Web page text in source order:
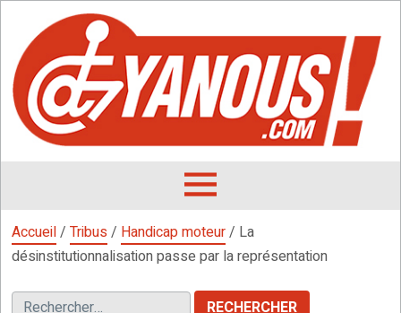
contenu
OUVRIR
MENU
Accueil/ Tribus/ Handicap moteur/ La
désinstitutionnalisation passe par la représentation
Rechercher :